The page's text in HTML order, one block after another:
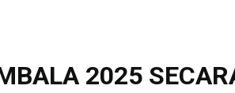
2025